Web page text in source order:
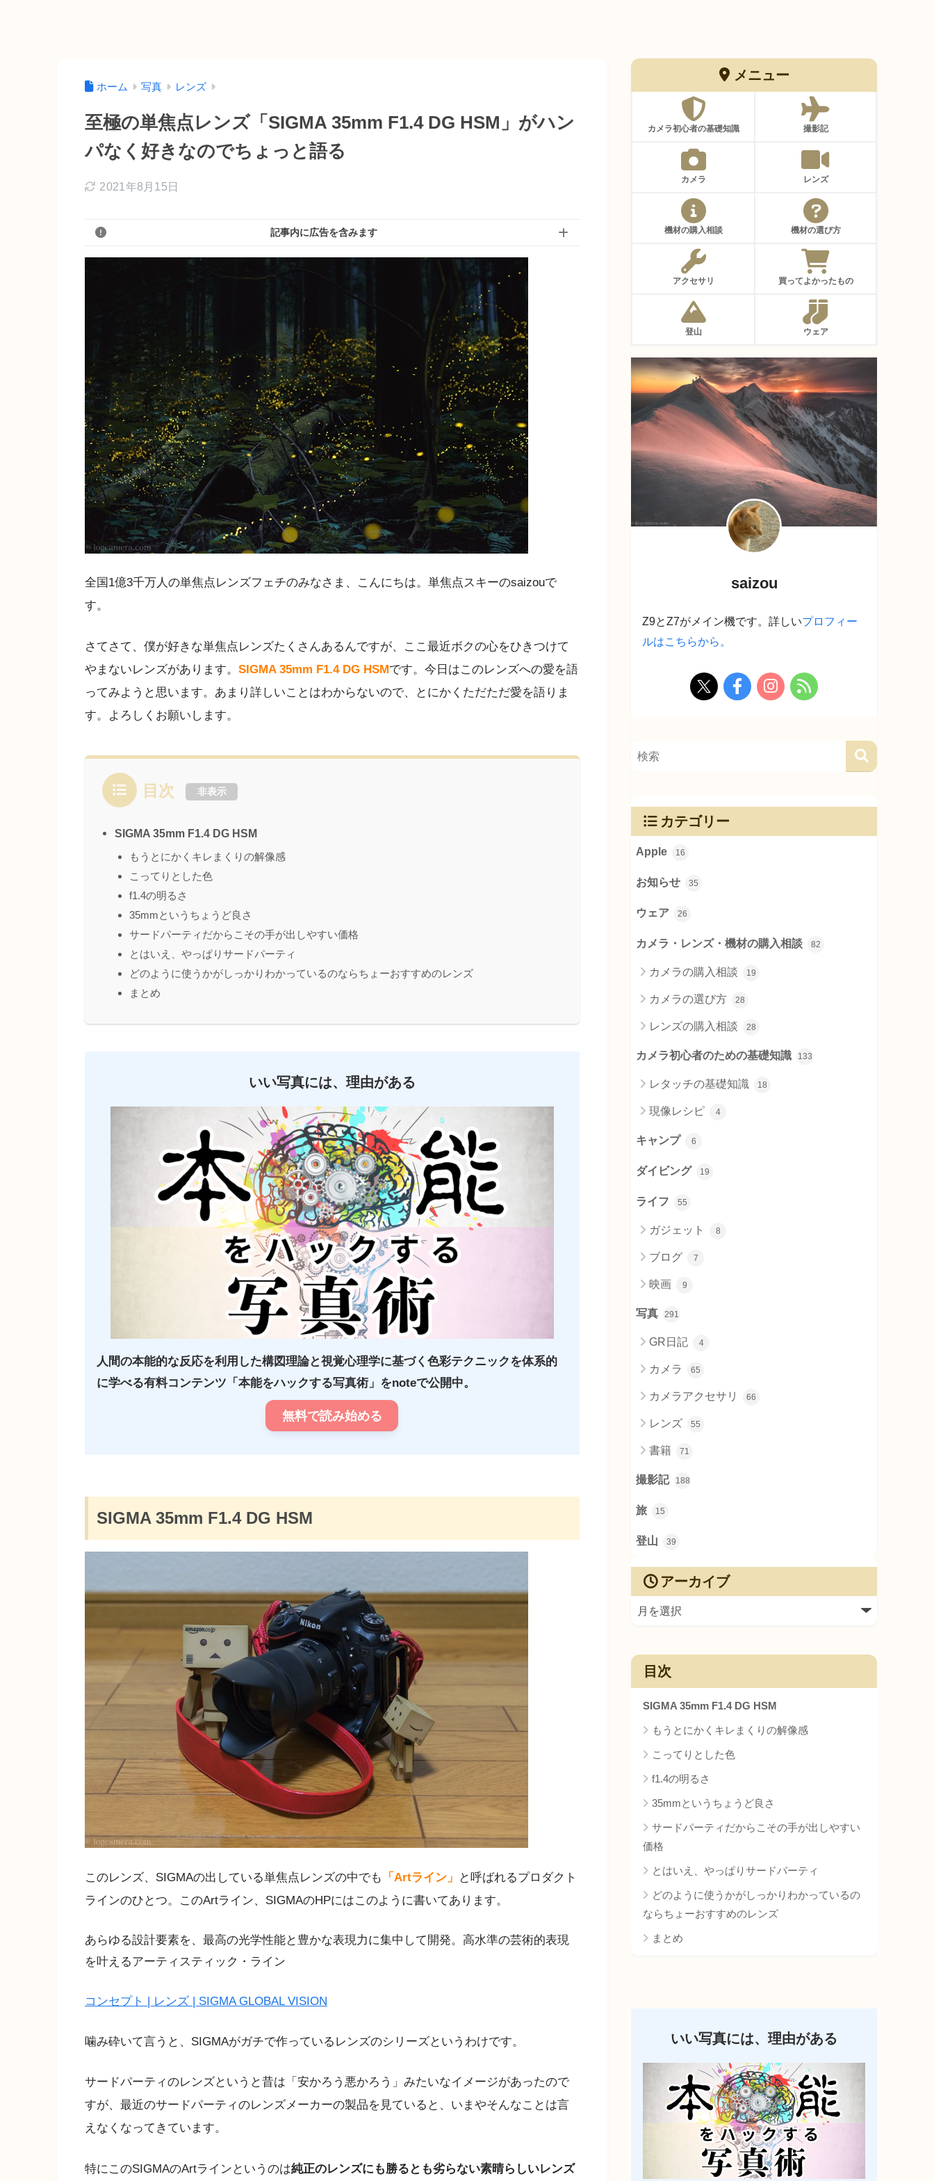
ホーム 写真 レンズ
至極の単焦点レンズ「SIGMA 35mm F1.4 DG HSM」がハン
パなく好きなのでちょっと語る
2021年8月15日
記事内に広告を含みます
全国1億3千万人の単焦点レンズフェチのみなさま、こんにちは。単焦点スキーのsaizouで
す。
さてさて、僕が好きな単焦点レンズたくさんあるんですが、ここ最近ボクの心をひきつけて
やまないレンズがあります。 SIGMA 35mm F1.4 DG HSMです。今日はこのレンズへの愛を語
ってみようと思います。あまり詳しいことはわからないので、とにかくただただ愛を語りま
す。よろしくお願いします。
目次 非表示
SIGMA 35mm F1.4 DG HSM
もうとにかくキレまくりの解像感
こってりとした色
f1.4の明るさ
35mmというちょうど良さ
サードパーティだからこその手が出しやすい価格
とはいえ、やっぱりサードパーティ
どのように使うかがしっかりわかっているのならちょーおすすめのレンズ
まとめ
いい写真には、理由がある
人間の本能的な反応を利用した構図理論と視覚心理学に基づく色彩テクニックを体系的
に学べる有料コンテンツ「本能をハックする写真術」をnoteで公開中。
無料で読み始める
SIGMA 35mm F1.4 DG HSM
このレンズ、SIGMAの出している単焦点レンズの中でも 「Artライン」
と呼ばれるプロダクト
ラインのひとつ。このArtライン、SIGMAのHPにはこのように書いてあります。
あらゆる設計要素を、最高の光学性能と豊かな表現力に集中して開発。高水準の芸術的表現
を叶えるアーティスティック・ライン
コンセプト | レンズ | SIGMA GLOBAL VISION
噛み砕いて言うと、SIGMAがガチで作っているレンズのシリーズというわけです。
サードパーティのレンズというと昔は「安かろう悪かろう」みたいなイメージがあったので
すが、最近のサードパーティのレンズメーカーの製品を見ていると、いまやそんなことは言
えなくなってきています。
特にこのSIGMAのArtラインというのは純正のレンズにも勝るとも劣らない素晴らしいレンズ
メニュー
カメラ初心者の基礎知識 撮影記
カメラ レンズ
機材の購入相談 機材の選び方
アクセサリ 買ってよかったもの
登山 ウェア
saizou
Z9とZ7がメイン機です。詳しいプロフィー
ルはこちらから。
カテゴリー
Apple 16
お知らせ 35
ウェア 26
カメラ・レンズ・機材の購入相談 82
カメラの購入相談 19
カメラの選び方 28
レンズの購入相談 28
カメラ初心者のための基礎知識 133
レタッチの基礎知識 18
現像レシピ 4
キャンプ 6
ダイビング 19
ライフ 55
ガジェット 8
ブログ 7
映画 9
写真 291
GR日記 4
カメラ 65
カメラアクセサリ 66
レンズ 55
書籍 71
撮影記 188
旅 15
登山 39
アーカイブ
目次
SIGMA 35mm F1.4 DG HSM
もうとにかくキレまくりの解像感
こってりとした色
f1.4の明るさ
35mmというちょうど良さ
サードパーティだからこその手が出しやすい
価格
とはいえ、やっぱりサードパーティ
どのように使うかがしっかりわかっているの
ならちょーおすすめのレンズ
まとめ
いい写真には、理由がある